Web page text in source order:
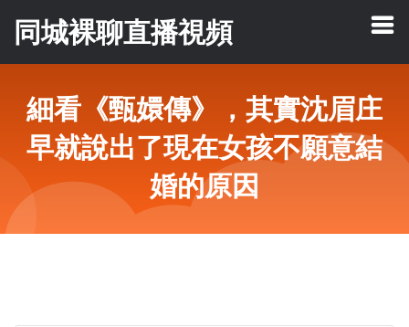
同城裸聊直播視頻
細看《甄嬛傳》，其實沈眉庄
早就說出了現在女孩不願意結
婚的原因